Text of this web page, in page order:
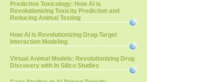
Predictive Toxicology: How AI is
Revolutionizing Toxicity Prediction and
Reducing Animal Testing
How AI is Revolutionizing Drug-Target
Interaction Modeling
Virtual Animal Models: Revolutionizing Drug
Discovery with In Silico Studies